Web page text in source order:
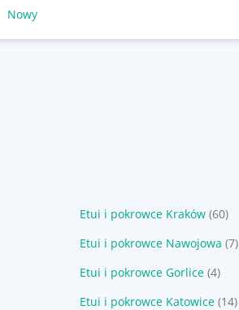
Nowy
Etui i pokrowce Kraków (60)
Etui i pokrowce Nawojowa (7)
Etui i pokrowce Gorlice (4)
Etui i pokrowce Katowice (14)